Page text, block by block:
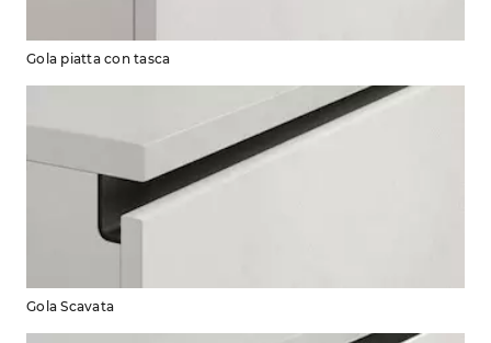
Gola piatta con tasca
Gola Scavata